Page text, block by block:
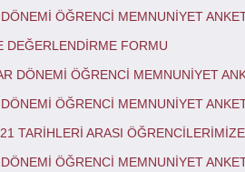
ÖĞRENCİ MEMNUNİYET
DEĞERLENDİRME FORMU
DÖNEMİ ÖĞRENCİ MEMNUNİYET
ÖĞRENCİ MEMNUNİYET
TARİHLERİ ARASI
ÖĞRENCİ MEMNUNİYET